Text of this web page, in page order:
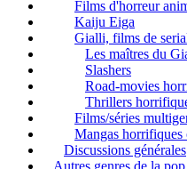
Films d'horreur
Kaiju Eiga
Gialli, films de
Les maîtres du
Slashers
Road-movies
Thrillers
Films/séries
Mangas horrifiques
Discussions générales
Autres genres de la